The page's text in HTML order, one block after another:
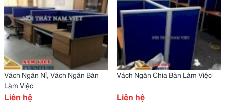
Vách Ngăn Nỉ, Vách Ngăn Bàn
Làm Việc
Liên hệ
Vách Ngăn Chia Bàn Làm Việc
Liên hệ